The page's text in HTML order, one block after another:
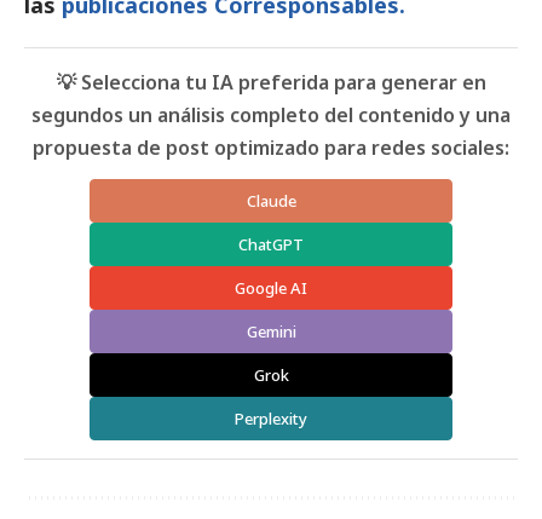
💡 Selecciona tu IA preferida para generar en
segundos un análisis completo del contenido y una
propuesta de post optimizado para redes sociales:
Claude
ChatGPT
Google AI
Gemini
Grok
Perplexity